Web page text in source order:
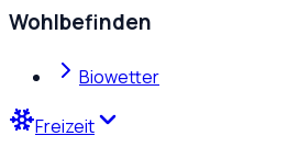
Wohlbefinden
Biowetter
Freizeit